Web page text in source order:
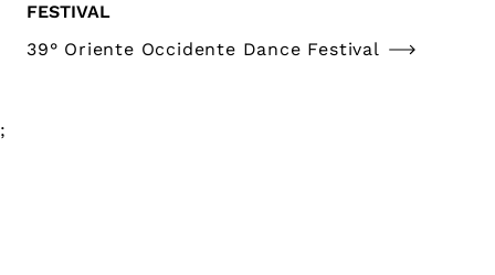
FESTIVAL
39° Oriente Occidente Dance Festival
;